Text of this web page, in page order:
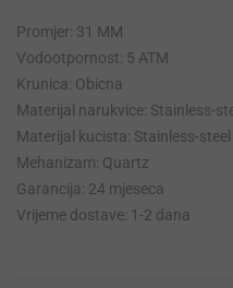
Promjer: 31 MM
Vodootpornost: 5 ATM
Krunica: Obicna
Materijal narukvice: Stainless-
Materijal kucista: Stainless-steel
Mehanizam: Quartz
Garancija: 24 mjeseca
Vrijeme dostave: 1-2 dana